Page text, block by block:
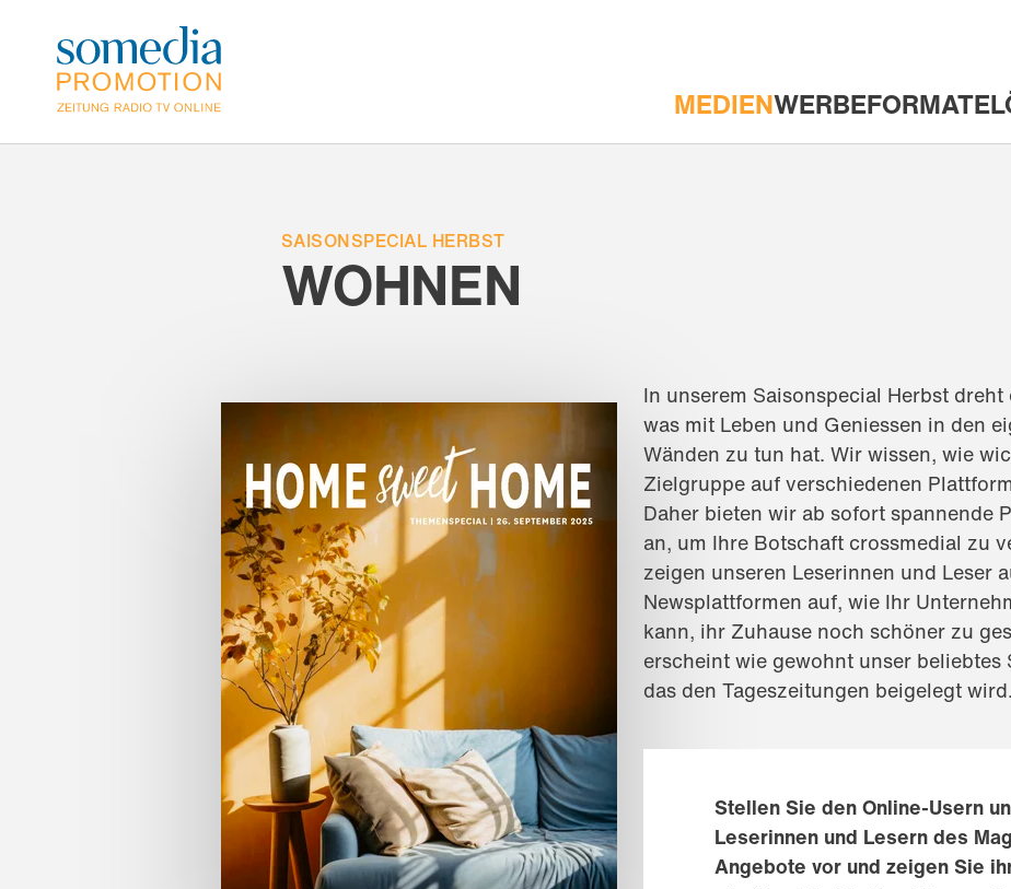
HAUPTNAVIGATION
MEDIENWERBEFORMATE
SAISONSPECIAL HERBST
WOHNEN
In unserem Saisonspecial Herbst dreht
was mit Leben und Geniessen in den
Wänden zu tun hat. Wir wissen, wie
Zielgruppe auf verschiedenen
Daher bieten wir ab sofort spannende
an, um Ihre Botschaft crossmedial zu
zeigen unseren Leserinnen und Leser
Newsplattformen auf, wie Ihr
kann, ihr Zuhause noch schöner zu
erscheint wie gewohnt unser beliebtes
das den Tageszeitungen beigelegt wird.
Stellen Sie den Online-Usern
Leserinnen und Lesern des
Angebote vor und zeigen Sie